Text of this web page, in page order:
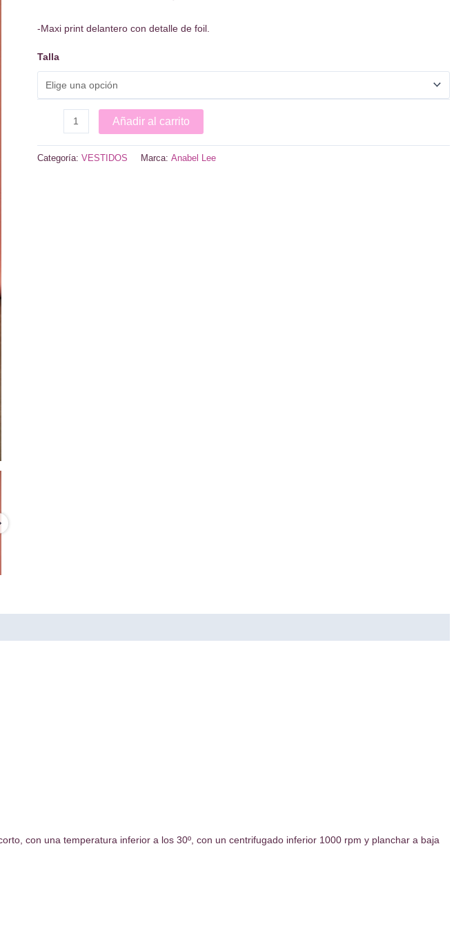
-Maxi print delantero con detalle de foil.
Talla
VESTIDO
UNICORNIO
Añadir al carrito
Categoría: VESTIDOS Marca: Anabel Lee
con una temperatura inferior a los 30º, con un centrifugado inferior 1000 rpm y planchar a baja